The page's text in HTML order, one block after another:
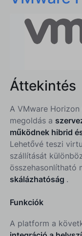
Áttekintés
A VMware
megoldás a
működnek hibrid
Lehetővé teszi
szállítását
összehasonlítható
skálázhatóság .
Funkciók
A platform a